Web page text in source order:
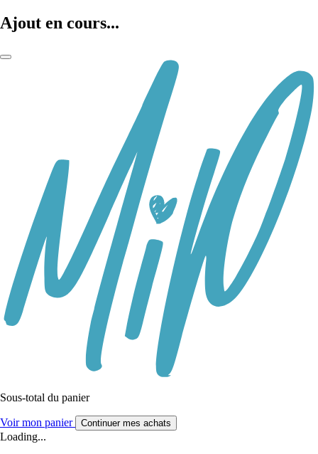
Ajout en cours...
Sous-total du panier
Voir mon panier Continuer mes achats
Loading...